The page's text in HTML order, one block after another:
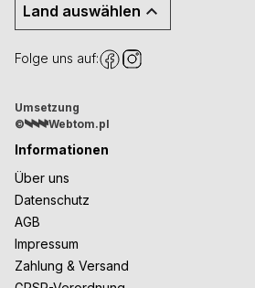
Land auswählen
Folge uns auf:
Umsetzung
©
Webtom.pl
Informationen
Über uns
Datenschutz
AGB
Impressum
Zahlung & Versand